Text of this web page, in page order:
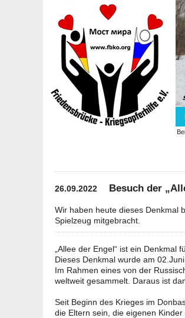
26.09.2022 Besuch der
Wir haben heute dieses Denkmal
Spielzeug mitgebracht.
„Allee der Engel“ ist ein
Dieses Denkmal wurde am
Im Rahmen eines von der
weltweit gesammelt. Daraus ist
Seit Beginn des Krieges im
die Eltern sein, die eigenen